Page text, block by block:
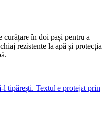
curățare în doi pași pentru a
rezistente la apă și protecția
tipărești. Textul e protejat prin